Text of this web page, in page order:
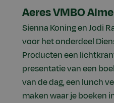
Aeres VMBO
Sienna Koning en Jodi
voor het onderdeel
Producten een
presentatie van een
van de dag, een lunch
maken waar je boeken